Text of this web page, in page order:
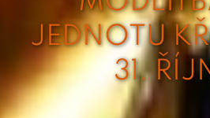
JEDNOTU
31.